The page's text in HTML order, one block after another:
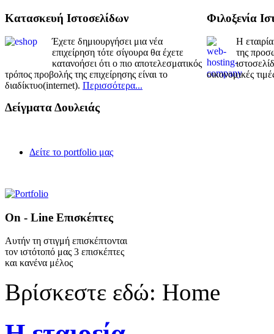
Κατασκευή Ιστοσελίδων
Έχετε δημιουργήσει μια νέα
επιχείρηση τότε σίγουρα θα έχετε
κατανοήσει ότι ο πιο αποτελεσματικός
τρόπος προβολής της επιχείρησης είναι το
διαδίκτυο(internet). Περισσότερα...
Φιλοξενία
Η
της
οικονομικές
Δείγματα Δουλειάς
Δείτε το portfolio μας
On - Line Επισκέπτες
Αυτήν τη στιγμή επισκέπτονται
τον ιστότοπό μας 3 επισκέπτες
και κανένα μέλος
Βρίσκεστε εδώ: Home